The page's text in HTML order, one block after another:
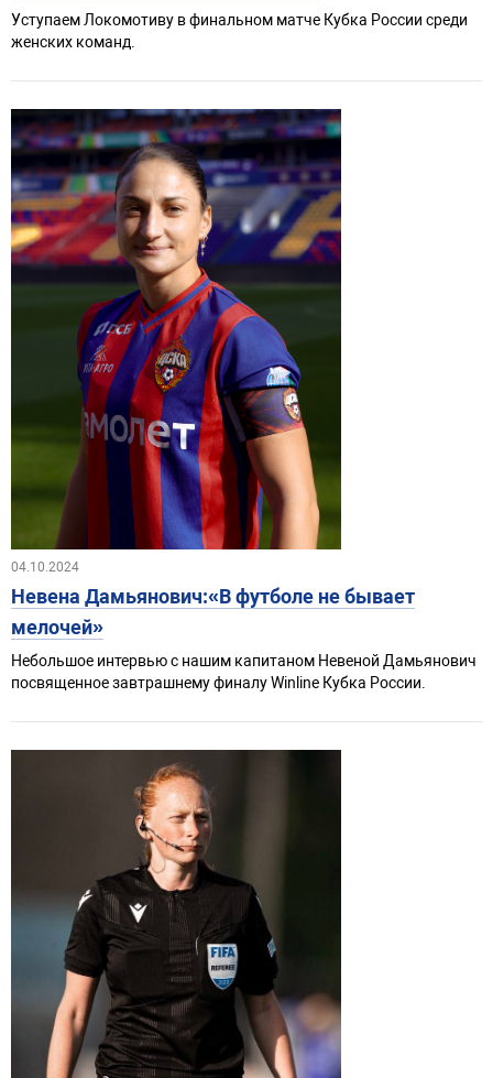
Уступаем Локомотиву в финальном матче Кубка России среди
женских команд.
04.10.2024
Невена Дамьянович:«В футболе не бывает
мелочей»
Небольшое интервью с нашим капитаном Невеной Дамьянович
посвященное завтрашнему финалу Winline Кубка России.